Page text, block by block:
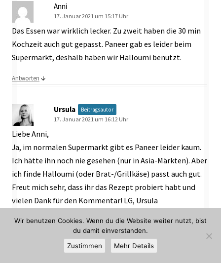
Anni
17. Januar 2021 um 15:17 Uhr
Das Essen war wirklich lecker. Zu zweit haben die 30 min
Kochzeit auch gut gepasst. Paneer gab es leider beim
Supermarkt, deshalb haben wir Halloumi benutzt.
Antworten ↓
Ursula Beitragsautor
17. Januar 2021 um 16:12 Uhr
Liebe Anni,
Ja, im normalen Supermarkt gibt es Paneer leider kaum.
Ich hätte ihn noch nie gesehen (nur in Asia-Märkten). Aber
ich finde Halloumi (oder Brat-/Grillkäse) passt auch gut.
Freut mich sehr, dass ihr das Rezept probiert habt und
vielen Dank für den Kommentar! LG, Ursula
Antworten↓
Eduard Krämer
Wir benutzen Cookies. Wenn du die Website weiter nutzt, bist
du damit einverstanden.
Zustimmen
Mehr Details